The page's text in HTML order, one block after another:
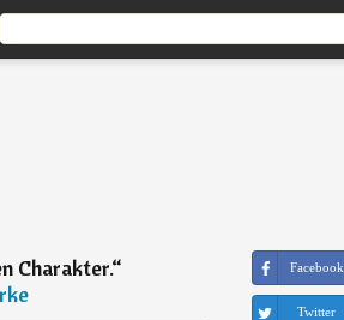
Charakter.“
Facebook
Twitter